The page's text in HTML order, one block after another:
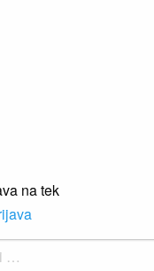
na tek